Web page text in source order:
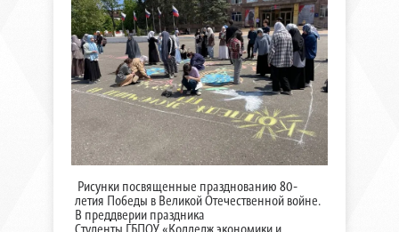
Рисунки посвященные празднованию 80-
летия Победы в Великой Отечественной войне.
В преддверии праздника
Студенты ГБПОУ «Колледж экономики и